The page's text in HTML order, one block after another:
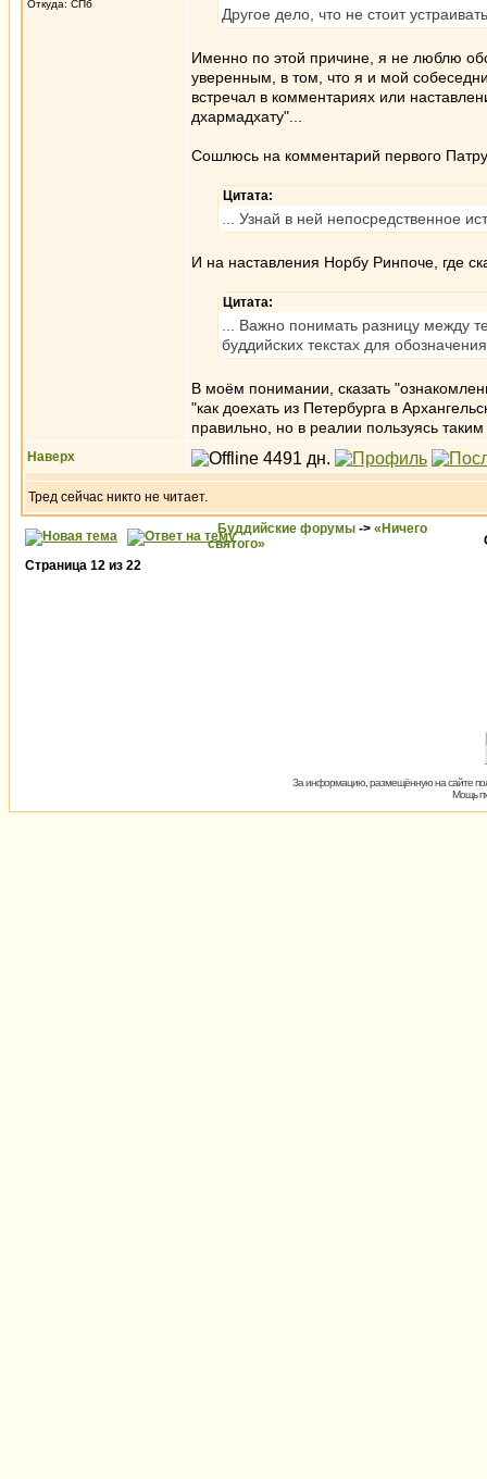
Откуда: СПб
Другое дело, что не стоит
Именно по этой причине, я не люблю
уверенным, в том, что я и мой
встречал в комментариях или
дхармадхату"...
Сошлюсь на комментарий первого
Цитата:
... Узнай в ней непосредственное
И на наставления Норбу Ринпоче, где
Цитата:
... Важно понимать разницу между
буддийских текстах для
В моём понимании, сказать
"как доехать из Петербурга в
правильно, но в реалии пользуясь
Наверх
Тред сейчас никто не читает.
Буддийские форумы -> «Ничего
святого»
Страница 12 из 22
За информацию, размещённую на сайте
Мощь